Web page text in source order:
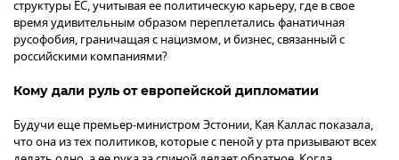
структуры ЕС, учитывая ее политическую карьеру, где в свое
время удивительным образом переплетались фанатичная
русофобия, граничащая с нацизмом, и бизнес, связанный с
российскими компаниями?
Кому дали руль от европейской дипломатии
Будучи еще премьер-министром Эстонии, Кая Каллас показала,
что она из тех политиков, которые с пеной у рта призывают всех